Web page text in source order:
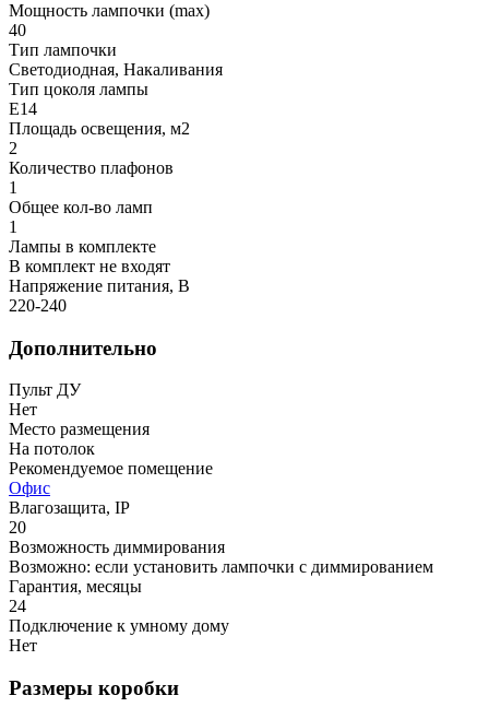
Мощность лампочки (max)
40
Тип лампочки
Светодиодная, Накаливания
Тип цоколя лампы
E14
Площадь освещения, м2
2
Количество плафонов
1
Общее кол-во ламп
1
Лампы в комплекте
В комплект не входят
Напряжение питания, В
220-240
Дополнительно
Пульт ДУ
Нет
Место размещения
На потолок
Рекомендуемое помещение
Офис
Влагозащита, IP
20
Возможность диммирования
Возможно: если установить лампочки с диммированием
Гарантия, месяцы
24
Подключение к умному дому
Нет
Размеры коробки